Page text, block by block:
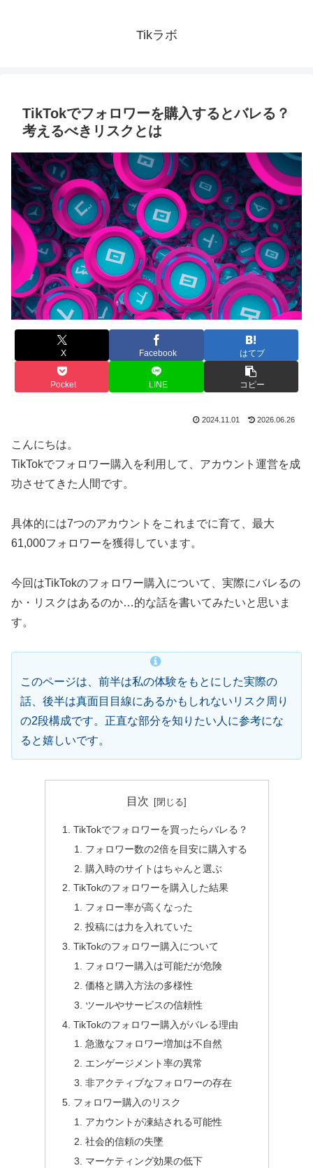
Tikラボ
TikTokでフォロワーを購入するとバレる？
考えるべきリスクとは
X Facebook はてブ
Pocket LINE コピー
2024.11.01 2026.06.26
こんにちは。
TikTokでフォロワー購入を利用して、アカウント運営を成
功させてきた人間です。
具体的には7つのアカウントをこれまでに育て、最大
61,000フォロワーを獲得しています。
今回はTikTokのフォロワー購入について、実際にバレるの
か・リスクはあるのか…的な話を書いてみたいと思いま
す。
このページは、前半は私の体験をもとにした実際の
話、後半は真面目目線にあるかもしれないリスク周り
の2段構成です。正直な部分を知りたい人に参考にな
ると嬉しいです。
目次
TikTokでフォロワーを買ったらバレる？
フォロワー数の2倍を目安に購入する
購入時のサイトはちゃんと選ぶ
TikTokのフォロワーを購入した結果
フォロー率が高くなった
投稿には力を入れていた
TikTokのフォロワー購入について
フォロワー購入は可能だが危険
価格と購入方法の多様性
ツールやサービスの信頼性
TikTokのフォロワー購入がバレる理由
急激なフォロワー増加は不自然
エンゲージメント率の異常
非アクティブなフォロワーの存在
フォロワー購入のリスク
アカウントが凍結される可能性
社会的信頼の失墜
マーケティング効果の低下